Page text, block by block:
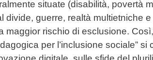
situate (disabilità, povertà
divide, guerre, realtà multietniche
maggior rischio di esclusione.
per l’inclusione sociale” si